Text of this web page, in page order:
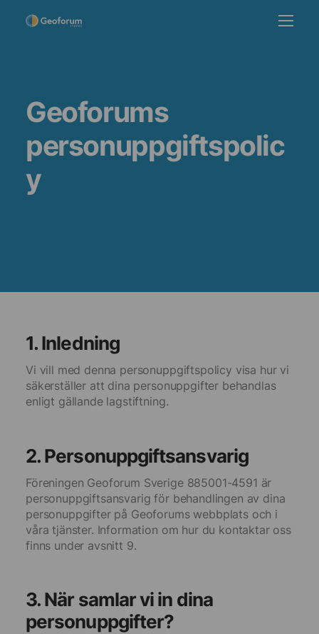
Geoforums
personuppgiftspolic
y
1. Inledning
Vi vill med denna personuppgiftspolicy visa hur vi
säkerställer att dina personuppgifter behandlas
enligt gällande lagstiftning.
2. Personuppgiftsansvarig
Föreningen Geoforum Sverige 885001-4591 är
personuppgiftsansvarig för behandlingen av dina
personuppgifter på Geoforums webbplats och i
våra tjänster. Information om hur du kontaktar oss
finns under avsnitt 9.
3. När samlar vi in dina
personuppgifter?